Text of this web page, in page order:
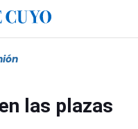
las plazas